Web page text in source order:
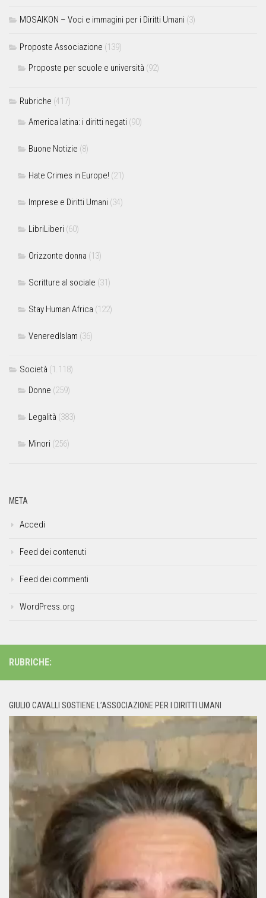
MOSAIKON – Voci e immagini per i Diritti Umani (3)
Proposte Associazione (139)
Proposte per scuole e università (92)
Rubriche (417)
America latina: i diritti negati (90)
Buone Notizie (8)
Hate Crimes in Europe! (21)
Imprese e Diritti Umani (34)
LibriLiberi (60)
Orizzonte donna (13)
Scritture al sociale (31)
Stay Human Africa (122)
VeneredIslam (36)
Società (1.118)
Donne (259)
Legalità (383)
Minori (256)
META
Accedi
Feed dei contenuti
Feed dei commenti
WordPress.org
RUBRICHE:
GIULIO CAVALLI SOSTIENE L’ASSOCIAZIONE PER I DIRITTI UMANI
Player